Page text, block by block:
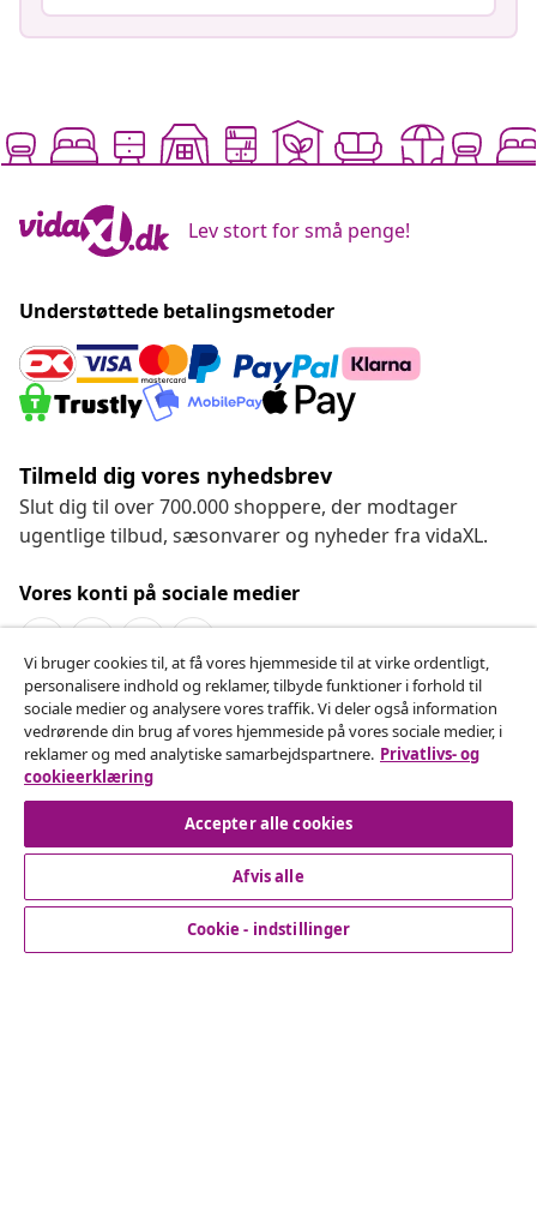
Lev stort for små penge!
Understøttede betalingsmetoder
Tilmeld dig vores nyhedsbrev
Slut dig til over 700.000 shoppere, der modtager
ugentlige tilbud, sæsonvarer og nyheder fra vidaXL.
Vores konti på sociale medier
Fortryd køb
Indsend en anmodning om at fortryde din ordre.
Fortryd køb
Kundeservice
Vi bruger cookies til, at få vores hjemmeside til at virke ordentligt,
personalisere indhold og reklamer, tilbyde funktioner i forhold til
sociale medier og analysere vores traffik. Vi deler også information
vedrørende din brug af vores hjemmeside på vores sociale medier, i
reklamer og med analytiske samarbejdspartnere. Privatlivs- og
cookieerklæring
Accepter alle cookies
Afvis alle
Cookie - indstillinger